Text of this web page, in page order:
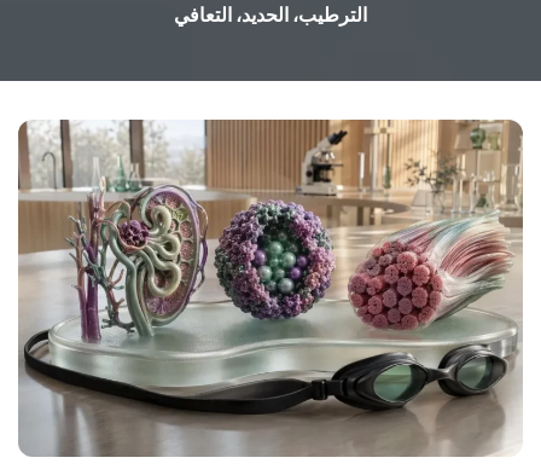
الترطيب، الحديد، التعافي